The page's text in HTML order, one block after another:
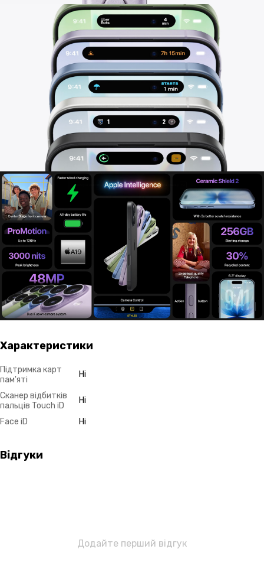
Характеристики
Підтримка карт
пам'яті
Ні
Сканер відбитків
пальців Touch iD
Ні
Face iD Ні
Відгуки
Додайте перший відгук